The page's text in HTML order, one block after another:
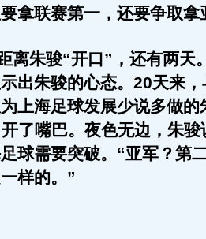
拿联赛第一，还要争取拿
朱骏“开口”，还有两天
出朱骏的心态。20天来
上海足球发展少说多做的
了嘴巴。夜色无边，朱
球需要突破。“亚军？第
样的。”